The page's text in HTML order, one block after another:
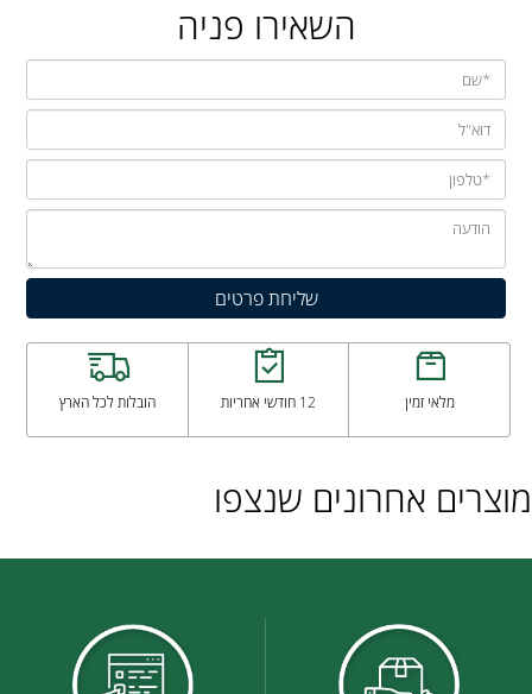
השאירו פניה
מלאי זמין 12 חודשי אחריות הובלות לכל הארץ
מוצרים אחרונים שנצפו